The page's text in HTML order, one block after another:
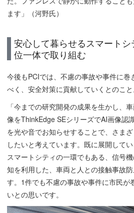
ます」（河野氏）
安心して暮らせるスマート
位一体で取り組む
今後もPCIでは、不慮の事故や事件に巻
べく、安全対策に貢献していくとのこと
「今までの研究開発の成果を生かし、
像をThinkEdge SEシリーズでAI画像認
を光や音でお知らせすることで、さま
したいと考えています。既に展開して
スマートシティの一環でもある、信号
知を利用した、車両と人との接触事故
す。1件でも不慮の事故や事件に市民が
いとの思いです。